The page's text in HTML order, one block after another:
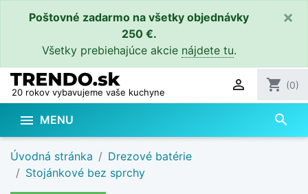
Poštovné zadarmo na všetky objednávky
250 €.
Všetky prebiehajúce akcie nájdete tu.
×
20 rokov vybavujeme vaše kuchyne  shopping_cart (0)
 MENU search
Úvodná stránka
Drezové batérie
Stojánkové bez sprchy